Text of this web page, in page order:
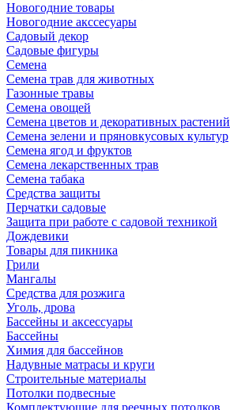
Новогодние товары
Новогодние акссесуары
Садовый декор
Садовые фигуры
Семена
Семена трав для животных
Газонные травы
Семена овощей
Семена цветов и декоративных растений
Семена зелени и пряновкусовых культур
Семена ягод и фруктов
Семена лекарственных трав
Семена табака
Средства защиты
Перчатки садовые
Защита при работе с садовой техникой
Дождевики
Товары для пикника
Грили
Мангалы
Средства для розжига
Уголь, дрова
Бассейны и аксессуары
Бассейны
Химия для бассейнов
Надувные матрасы и круги
Строительные материалы
Потолки подвесные
Комплектующие для реечных потолков